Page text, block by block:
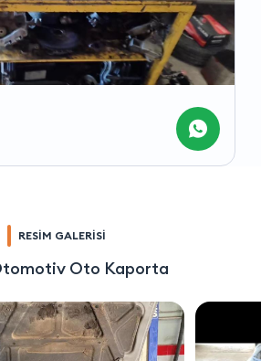
RESİM GALERİSİ
Oto Kaporta